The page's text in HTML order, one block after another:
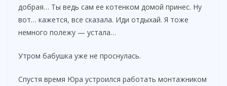
добрая… Ты ведь сам ее котенком домой принес. Ну
вот… кажется, все сказала. Иди отдыхай. Я тоже
немного полежу — устала…
Утром бабушка уже не проснулась.
Спустя время Юра устроился работать монтажником